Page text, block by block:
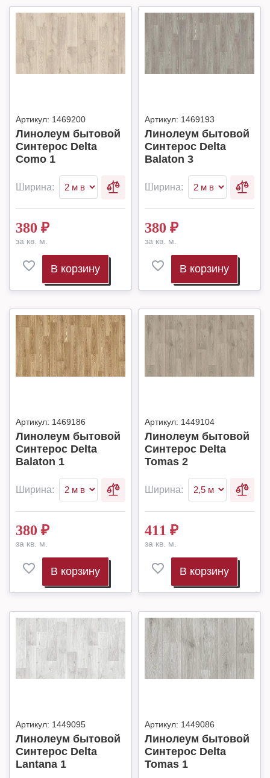
Артикул: 1469200
Линолеум бытовой
Синтерос Delta
Como 1
Ширина:
380 ₽
за кв. м.
В корзину
Артикул: 1469193
Линолеум бытовой
Синтерос Delta
Balaton 3
Ширина:
380 ₽
за кв. м.
В корзину
Артикул: 1469186
Линолеум бытовой
Синтерос Delta
Balaton 1
Ширина:
380 ₽
за кв. м.
В корзину
Артикул: 1449104
Линолеум бытовой
Синтерос Delta
Tomas 2
Ширина:
411 ₽
за кв. м.
В корзину
Артикул: 1449095
Линолеум бытовой
Синтерос Delta
Lantana 1
Артикул: 1449086
Линолеум бытовой
Синтерос Delta
Tomas 1